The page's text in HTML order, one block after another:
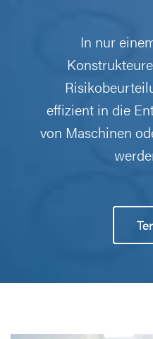
In nur
effizient in die
von Maschinen